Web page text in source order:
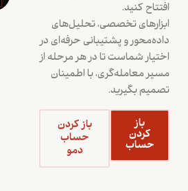
افتتاح کنید.
ابزارهای تخصصی، تحلیل‌های
داده‌محور و پشتیبانی حرفه‌ای در
اختیار شماست تا در هر مرحله از
مسیر معامله‌گری، با اطمینان
تصمیم بگیرید.
باز
کردن
حساب
باز کردن
حساب
دمو